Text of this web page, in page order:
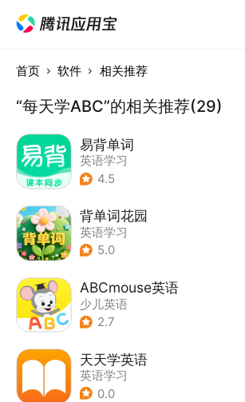
首页 软件 相关推荐
“每天学ABC”的相关推荐(29)
易背单词
英语学习
4.5
背单词花园
英语学习
5.0
ABCmouse英语
少儿英语
2.7
天天学英语
英语学习
0.0